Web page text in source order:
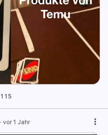
115
· vor 1 Jahr